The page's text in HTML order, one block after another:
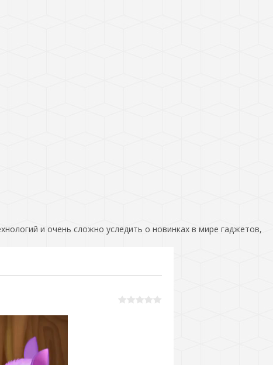
и очень сложно уследить о новинках в мире гаджетов,